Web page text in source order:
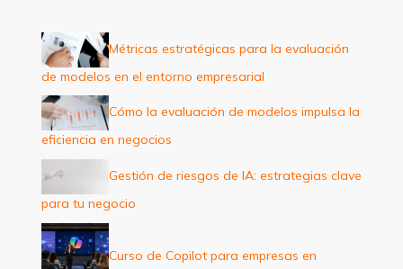
p
o
r
:
Métricas estratégicas para la evaluación
de modelos en el entorno empresarial
Cómo la evaluación de modelos impulsa la
eficiencia en negocios
Gestión de riesgos de IA: estrategias clave
para tu negocio
Curso de Copilot para empresas en